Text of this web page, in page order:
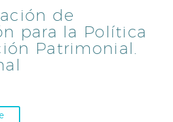
de
para la Política
Patrimonial.